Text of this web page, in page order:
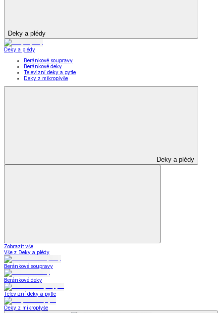
Deky a plédy
Deky a plédy
Beránkové soupravy
Beránkové deky
Televizní deky a pytle
Deky z mikroplyše
Deky a plédy
Zobrazit vše
Vše z Deky a plédy
Beránkové soupravy
Beránkové deky
Televizní deky a pytle
Deky z mikroplyše